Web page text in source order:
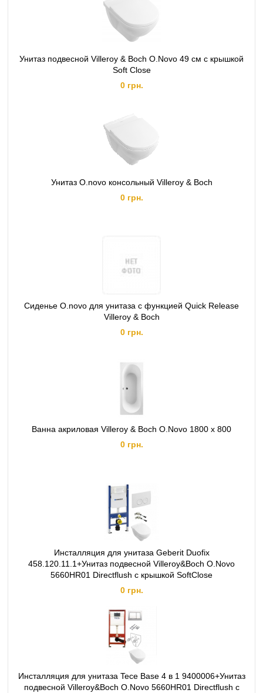
Унитаз подвесной Villeroy & Boch O.Novo 49 см с крышкой
Soft Close
0 грн.
Унитаз O.novo консольный Villeroy & Boch
0 грн.
Сиденье O.novo для унитаза с функцией Quick Release
Villeroy & Boch
0 грн.
Ванна акриловая Villeroy & Boch O.Novo 1800 х 800
0 грн.
Инсталляция для унитаза Geberit Duofix
458.120.11.1+Унитаз подвесной Villeroy&Boch O.Novo
5660HR01 Directflush с крышкой SoftClose
0 грн.
Инсталляция для унитаза Tece Base 4 в 1 9400006+Унитаз
подвесной Villeroy&Boch O.Novo 5660HR01 Directflush с